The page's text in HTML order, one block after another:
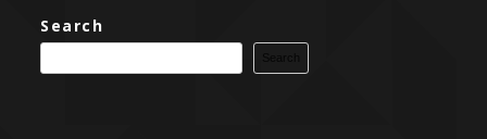
Search